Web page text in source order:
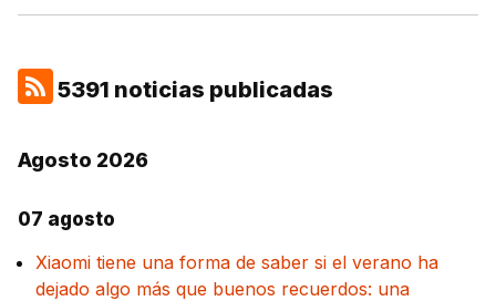
5391 noticias publicadas
Agosto 2026
07 agosto
Xiaomi tiene una forma de saber si el verano ha
dejado algo más que buenos recuerdos: una